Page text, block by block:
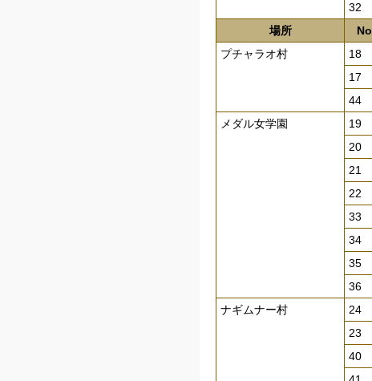
32
場所
No
プチャラオ村
18
17
44
メダル女学園
19
20
21
22
33
34
35
36
ナギムナー村
24
23
40